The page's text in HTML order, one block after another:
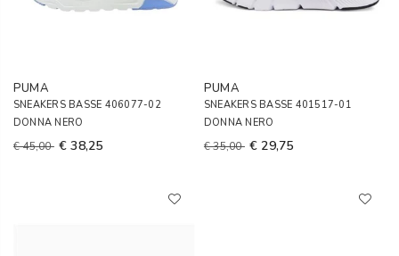
PUMA
SNEAKERS BASSE 406077-02
DONNA NERO
€ 45,00 € 38,25
PUMA
SNEAKERS BASSE 401517-01
DONNA NERO
€ 35,00 € 29,75